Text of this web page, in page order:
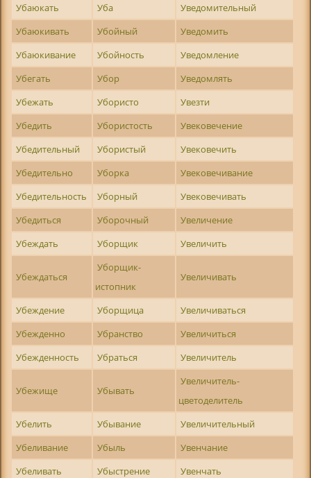
Убаюкать
Уба
Уведомительный
Убаюкивать
Убойный
Уведомить
Убаюкивание
Убойность
Уведомление
Убегать
Убор
Уведомлять
Убежать
Убористо
Увезти
Убедить
Убористость
Увековечение
Убедительный
Убористый
Увековечить
Убедительно
Уборка
Увековечивание
Убедительность
Уборный
Увековечивать
Убедиться
Уборочный
Увеличение
Убеждать
Уборщик Увеличить
Убеждаться
Уборщик-
истопник
Увеличивать
Убеждение Уборщица
Увеличиваться
Убежденно
Убранство
Увеличиться
Убежденность
Убраться Увеличитель
Убежище Убывать
Увеличитель-
цветоделитель
Убелить
Убывание
Увеличительный
Убеливание
Убыль
Увенчание
Убеливать
Убыстрение
Увенчать